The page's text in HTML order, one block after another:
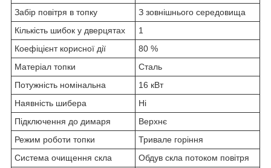
Забір повітря в топку
З зовнішнього середовища
Кількість шибок у дверцятах
1
Коефіцієнт корисної дії
80 %
Матеріал топки
Сталь
Потужність номінальна
16 кВт
Наявність шибера
Ні
Підключення до димаря
Верхнє
Режим роботи топки
Тривале горіння
Система очищення скла
Обдув скла потоком повітря